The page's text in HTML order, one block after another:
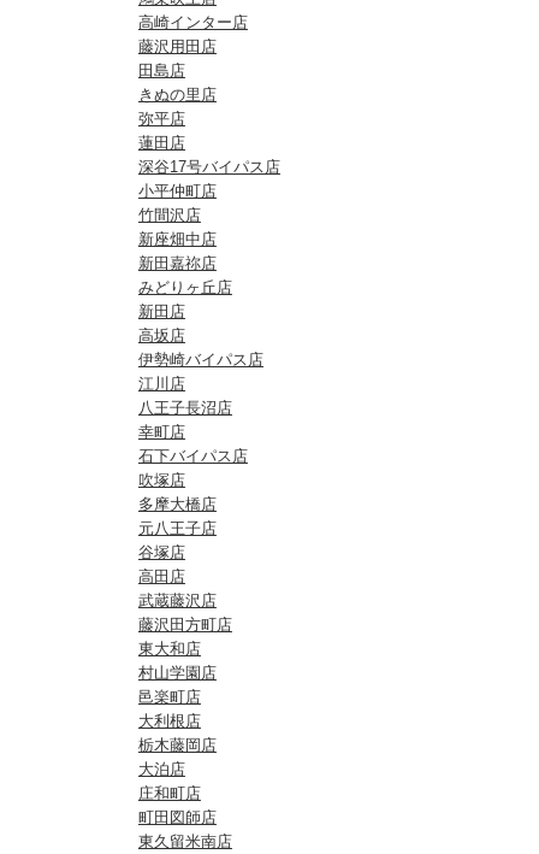
高崎インター店
藤沢用田店
田島店
きぬの里店
弥平店
蓮田店
深谷17号バイパス店
小平仲町店
竹間沢店
新座畑中店
新田嘉祢店
みどりヶ丘店
新田店
高坂店
伊勢崎バイパス店
江川店
八王子長沼店
幸町店
石下バイパス店
吹塚店
多摩大橋店
元八王子店
谷塚店
高田店
武蔵藤沢店
藤沢田方町店
東大和店
村山学園店
邑楽町店
大利根店
栃木藤岡店
大泊店
庄和町店
町田図師店
東久留米南店